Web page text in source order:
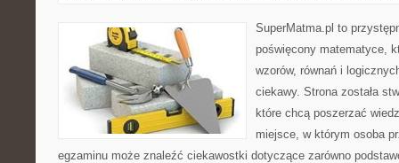
SuperMatma.pl to
poświęcony matematyce,
wzorów, równań i
ciekawy. Strona została
które chcą poszerzać
miejsce, w którym osoba
egzaminu może znaleźć ciekawostki dotyczące zarówno